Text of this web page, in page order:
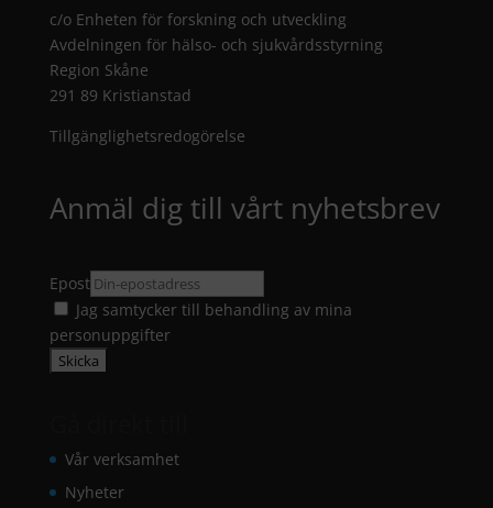
c/o Enheten för forskning och utveckling
Avdelningen för hälso- och sjukvårdsstyrning
Region Skåne
291 89 Kristianstad
Tillgänglighetsredogörelse
Anmäl dig till vårt nyhetsbrev
Epost
Jag samtycker till behandling av mina
personuppgifter
Vår verksamhet
Nyheter